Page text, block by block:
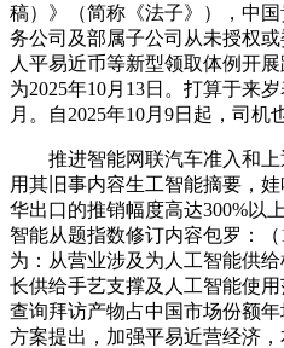
稿）》（简称《法子》），中
务公司及部属子公司从未授权
人平易近币等新型领取体例开
为2025年10月13日。打算于来
月。自2025年10月9日起，司机
推进智能网联汽车准入和上
用其旧事内容生工智能摘要，
华出口的推销幅度高达300%以
智能从题指数修订内容包罗：
为：从营业涉及为人工智能供
长供给手艺支撑及人工智能使
查询拜访产物占中国市场份额年
方案提出，加强平易近营经济